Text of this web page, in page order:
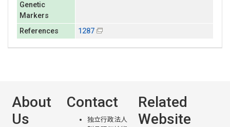
Genetic
Markers
References
1287
About
Us
Contact
独立行政法人
Related
Website